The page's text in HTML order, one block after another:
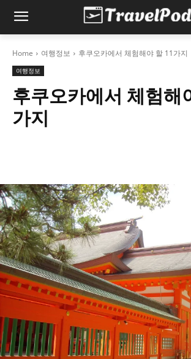
Home 여행정보 후쿠오카에서 체험해야 할 11가지
여행정보
후쿠오카에서 체험해
가지